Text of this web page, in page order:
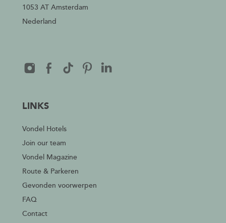
1053 AT Amsterdam
Nederland
LINKS
Vondel Hotels
Join our team
Vondel Magazine
Route & Parkeren
Gevonden voorwerpen
FAQ
Contact